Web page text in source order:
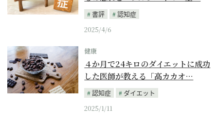
書評
認知症
2025/4/6
健康
４か月で24キロのダイエットに成功
した医師が教える「高カカオ…
認知症
ダイエット
2025/1/11